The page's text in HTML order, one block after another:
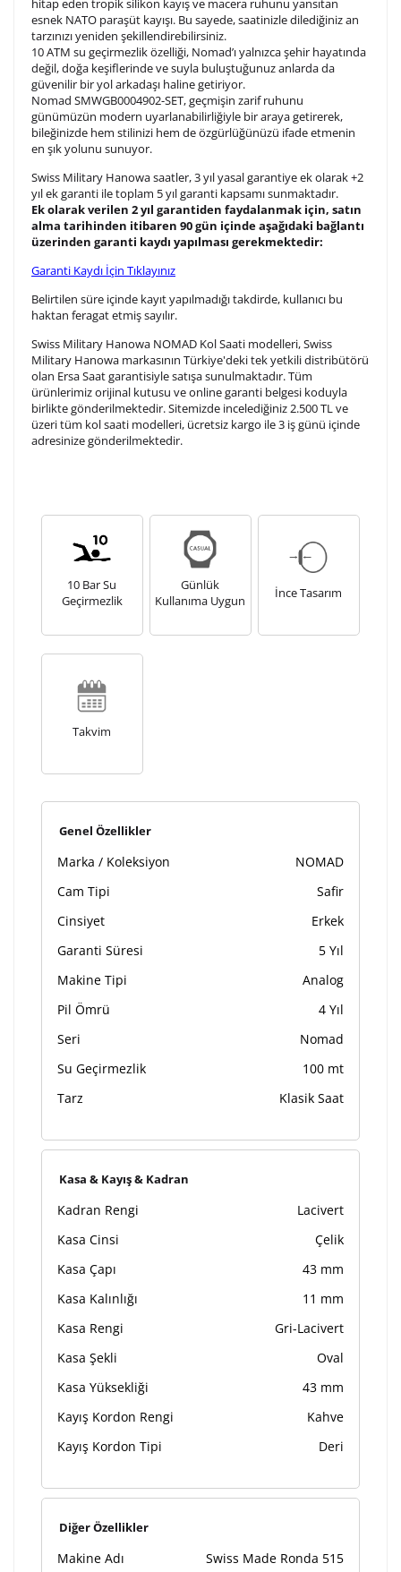
3. Satır
10/ 10
Lütfen font seçiniz
Ön İzleme Kişiselleştir Vazgeç
Kişiselleştirilmiş ürünlerin teslim süresi gravür işleme
sebebi ile 1-2 iş günü uzamaktadır. Gravür İşlemi
tamamlandıktan sonra siparişiniz kargoya verilecektir.
Kişiselleştirilmiş
ürünlerde
iade ve değişim
hitap eden tropik silikon kayış ve macera ruhunu yansıtan
esnek NATO paraşüt kayışı. Bu sayede, saatinizle dilediğiniz an
tarzınızı yeniden şekillendirebilirsiniz.
10 ATM su geçirmezlik özelliği, Nomad’ı yalnızca şehir hayatında
değil, doğa keşiflerinde ve suyla buluştuğunuz anlarda da
güvenilir bir yol arkadaşı haline getiriyor.
Nomad SMWGB0004902-SET, geçmişin zarif ruhunu
günümüzün modern uyarlanabilirliğiyle bir araya getirerek,
bileğinizde hem stilinizi hem de özgürlüğünüzü ifade etmenin
en şık yolunu sunuyor.
Swiss Military Hanowa saatler, 3 yıl yasal garantiye ek olarak +2
yıl ek garanti ile toplam 5 yıl garanti kapsamı sunmaktadır.
Ek olarak verilen 2 yıl garantiden faydalanmak için, satın
alma tarihinden itibaren 90 gün içinde aşağıdaki bağlantı
üzerinden garanti kaydı yapılması gerekmektedir:
Garanti Kaydı İçin Tıklayınız
Belirtilen süre içinde kayıt yapılmadığı takdirde, kullanıcı bu
haktan feragat etmiş sayılır.
Swiss Military Hanowa NOMAD Kol Saati modelleri, Swiss
Military Hanowa markasının Türkiye'deki tek yetkili distribütörü
olan Ersa Saat garantisiyle satışa sunulmaktadır. Tüm
ürünlerimiz orijinal kutusu ve online garanti belgesi koduyla
birlikte gönderilmektedir. Sitemizde incelediğiniz 2.500 TL ve
üzeri tüm kol saati modelleri, ücretsiz kargo ile 3 iş günü içinde
adresinize gönderilmektedir.
10 Bar Su
Geçirmezlik
Günlük
Kullanıma Uygun
İnce Tasarım
Takvim
Genel Özellikler
Marka / Koleksiyon
NOMAD
Cam Tipi
Safir
Cinsiyet
Erkek
Garanti Süresi
5 Yıl
Makine Tipi
Analog
Pil Ömrü
4 Yıl
Seri
Nomad
Su Geçirmezlik
100 mt
Tarz
Klasik Saat
Kasa & Kayış & Kadran
Kadran Rengi
Lacivert
Kasa Cinsi
Çelik
Kasa Çapı
43 mm
Kasa Kalınlığı
11 mm
Kasa Rengi
Gri-Lacivert
Kasa Şekli
Oval
Kasa Yüksekliği
43 mm
Kayış Kordon Rengi
Kahve
Kayış Kordon Tipi
Deri
Diğer Özellikler
Makine Adı Swiss Made Ronda 515